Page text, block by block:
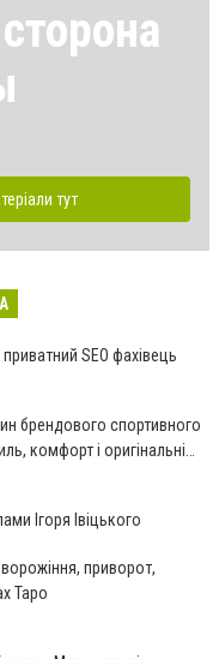
тут
SEO фахівець
брендового спортивного
комфорт і оригінальні
Ігоря Івіцького
приворот,
Таро